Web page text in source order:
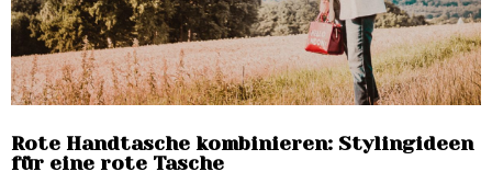
Rote Handtasche kombinieren: Stylingideen
für eine rote Tasche